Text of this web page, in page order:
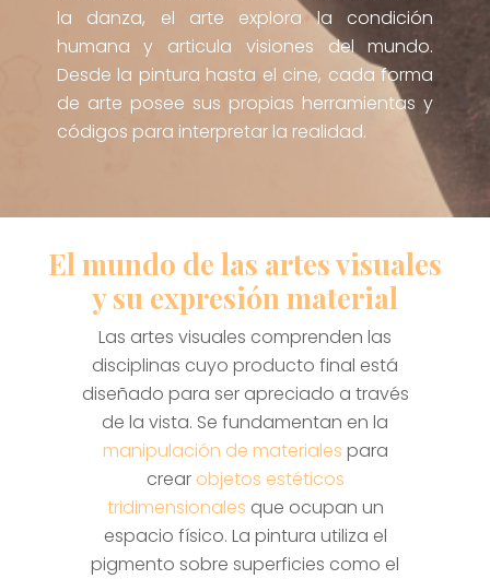
la danza, el arte explora la condición
humana y articula visiones del mundo.
Desde la pintura hasta el cine, cada forma
de arte posee sus propias herramientas y
códigos para interpretar la realidad.
El mundo de las artes visuales
y su expresión material
Las artes visuales comprenden las
disciplinas cuyo producto final está
diseñado para ser apreciado a través
de la vista. Se fundamentan en la
manipulación de materiales para
crear objetos estéticos
tridimensionales que ocupan un
espacio físico. La pintura utiliza el
pigmento sobre superficies como el